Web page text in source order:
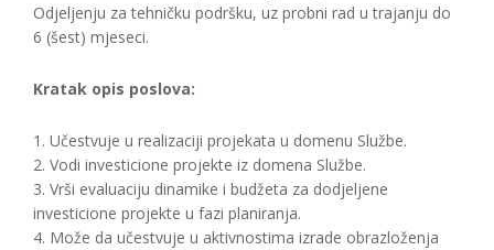
Odjeljenju za tehničku podršku, uz probni rad u trajanju do
6 (šest) mjeseci.
Kratak opis poslova:
1. Učestvuje u realizaciji projekata u domenu Službe.
2. Vodi investicione projekte iz domena Službe.
3. Vrši evaluaciju dinamike i budžeta za dodjeljene
investicione projekte u fazi planiranja.
4. Može da učestvuje u aktivnostima izrade obrazloženja